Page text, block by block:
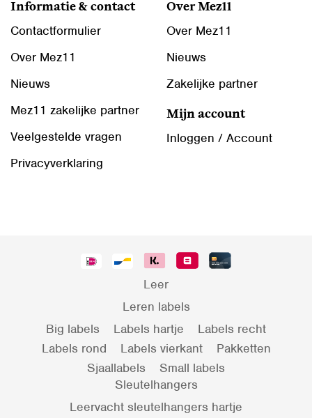
Informatie & contact
Contactformulier
Over Mez11
Nieuws
Mez11 zakelijke partner
Veelgestelde vragen
Privacyverklaring
Over Mez11
Over Mez11
Nieuws
Zakelijke partner
Mijn account
Inloggen / Account
Leer
Leren labels
Big labels
Labels hartje
Labels recht
Labels rond
Labels vierkant
Pakketten
Sjaallabels
Small labels
Sleutelhangers
Leervacht sleutelhangers hartje